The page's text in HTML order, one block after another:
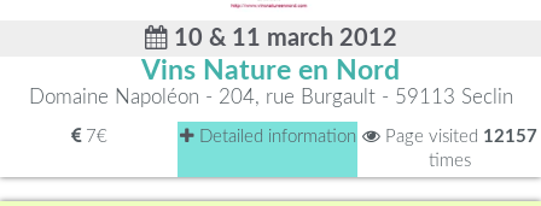
10 & 11 march 2012
Vins Nature en Nord
Domaine Napoléon - 204, rue Burgault - 59113 Seclin
7€ Detailed information Page visited 12157
times